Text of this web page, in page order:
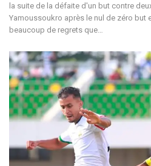
la suite de la défaite d'un but contre
Yamoussoukro après le nul de zéro but
beaucoup de regrets que…